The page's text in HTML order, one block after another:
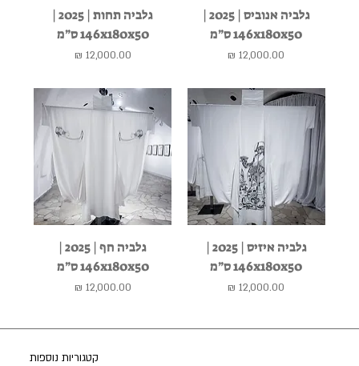
גלביה אנוביס | 2025 |
146x180x50 ס״מ
מחיר
גלביה תחות | 2025 |
146x180x50 ס״מ
מחיר
גלביה איזיס | 2025 |
146x180x50 ס״מ
מחיר
גלביה חף | 2025 |
146x180x50 ס״מ
מחיר
קטגוריות נוספות